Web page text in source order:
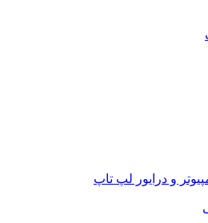
و درایور لپ تاپ